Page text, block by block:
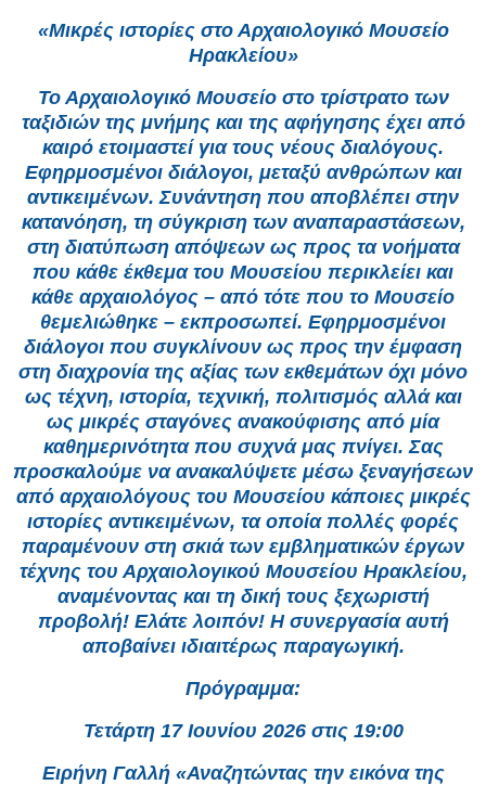
«Μικρές ιστορίες στο Αρχαιολογικό Μουσείο
Ηρακλείου»
Το Αρχαιολογικό Μουσείο στο τρίστρατο των
ταξιδιών της μνήμης και της αφήγησης έχει από
καιρό ετοιμαστεί για τους νέους διαλόγους.
Εφηρμοσμένοι διάλογοι, μεταξύ ανθρώπων και
αντικειμένων. Συνάντηση που αποβλέπει στην
κατανόηση, τη σύγκριση των αναπαραστάσεων,
στη διατύπωση απόψεων ως προς τα νοήματα
που κάθε έκθεμα του Μουσείου περικλείει και
κάθε αρχαιολόγος – από τότε που το Μουσείο
θεμελιώθηκε – εκπροσωπεί. Εφηρμοσμένοι
διάλογοι που συγκλίνουν ως προς την έμφαση
στη διαχρονία της αξίας των εκθεμάτων όχι μόνο
ως τέχνη, ιστορία, τεχνική, πολιτισμός αλλά και
ως μικρές σταγόνες ανακούφισης από μία
καθημερινότητα που συχνά μας πνίγει. Σας
προσκαλούμε να ανακαλύψετε μέσω ξεναγήσεων
από αρχαιολόγους του Μουσείου κάποιες μικρές
ιστορίες αντικειμένων, τα οποία πολλές φορές
παραμένουν στη σκιά των εμβληματικών έργων
τέχνης του Αρχαιολογικού Μουσείου Ηρακλείου,
αναμένοντας και τη δική τους ξεχωριστή
προβολή! Ελάτε λοιπόν! Η συνεργασία αυτή
αποβαίνει ιδιαιτέρως παραγωγική.
Πρόγραμμα:
Τετάρτη 17 Ιουνίου 2026 στις 19:00
Ειρήνη Γαλλή «Αναζητώντας την εικόνα της